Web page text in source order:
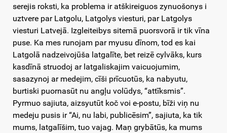
serejis roksti, ka problema ir atškireiguos zynuošonys i
uztvere par Latgolu, Latgolys viesturi, par Latgolys
viesturi Latvejā. Izgleiteibys sitemā puorsvorā ir tik vīna
puse. Ka mes runojam par myusu dīnom, tod es kai
Latgolā nadzeivojūša latgalīte, bet reizē cylvāks, kurs
kasdīnā struodoj ar latgaliskajim vaicuojumim,
sasazynoj ar medejim, cīši prīcuotūs, ka nabyutu,
burtiski puornasūt nu angļu volūdys, “attīksmis”.
Pyrmuo sajiuta, aizsyutūt koč voi e-postu, bīži viņ nu
medeju pusis ir “Ai, nu labi, publicēsim”, sajiuta, ka tik
mums, latgalīšim, tuo vajag. Maņ grybātūs, ka mums